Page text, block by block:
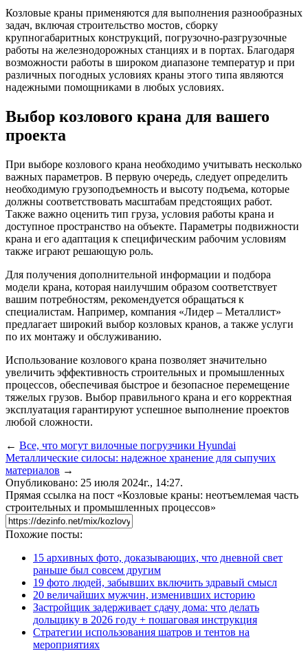
Козловые краны применяются для выполнения разнообразных
задач, включая строительство мостов, сборку
крупногабаритных конструкций, погрузочно-разгрузочные
работы на железнодорожных станциях и в портах. Благодаря
возможности работы в широком диапазоне температур и при
различных погодных условиях краны этого типа являются
надежными помощниками в любых условиях.
Выбор козлового крана для вашего
проекта
При выборе козлового крана необходимо учитывать несколько
важных параметров. В первую очередь, следует определить
необходимую грузоподъемность и высоту подъема, которые
должны соответствовать масштабам предстоящих работ.
Также важно оценить тип груза, условия работы крана и
доступное пространство на объекте. Параметры подвижности
крана и его адаптация к специфическим рабочим условиям
также играют решающую роль.
Для получения дополнительной информации и подбора
модели крана, которая наилучшим образом соответствует
вашим потребностям, рекомендуется обращаться к
специалистам. Например, компания «Лидер – Металлист»
предлагает широкий выбор козловых кранов, а также услуги
по их монтажу и обслуживанию.
Использование козлового крана позволяет значительно
увеличить эффективность строительных и промышленных
процессов, обеспечивая быстрое и безопасное перемещение
тяжелых грузов. Выбор правильного крана и его корректная
эксплуатация гарантируют успешное выполнение проектов
любой сложности.
← Все, что могут вилочные погрузчики Hyundai
Металлические силосы: надежное хранение для сыпучих
материалов →
Опубликовано: 25 июля 2024г., 14:27.
Прямая ссылка на пост «Козловые краны: неотъемлемая часть
строительных и промышленных процессов»
Похожие посты:
15 архивных фото, доказывающих, что дневной свет
раньше был совсем другим
19 фото людей, забывших включить здравый смысл
20 величайших мужчин, изменивших историю
Застройщик задерживает сдачу дома: что делать
дольщику в 2026 году + пошаговая инструкция
Стратегии использования шатров и тентов на
мероприятиях